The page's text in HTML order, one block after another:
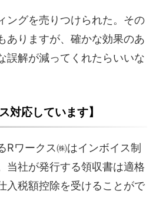
ングを売りつけられた。その
ありますが、確かな効果のあ
誤解が減ってくれたらいいな
対応しています】
Rワークス㈱はインボイス制
当社が発行する領収書は適格
入税額控除を受けることがで